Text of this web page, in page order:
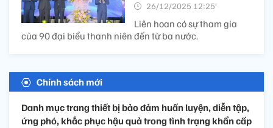
26/12/2025 12:25’
Liên hoan có sự tham gia
của 90 đại biểu thanh niên đến từ ba nước.
Chính sách mới
Danh mục trang thiết bị bảo đảm huấn luyện, diễn tập,
ứng phó, khắc phục hậu quả trong tình trạng khẩn cấp